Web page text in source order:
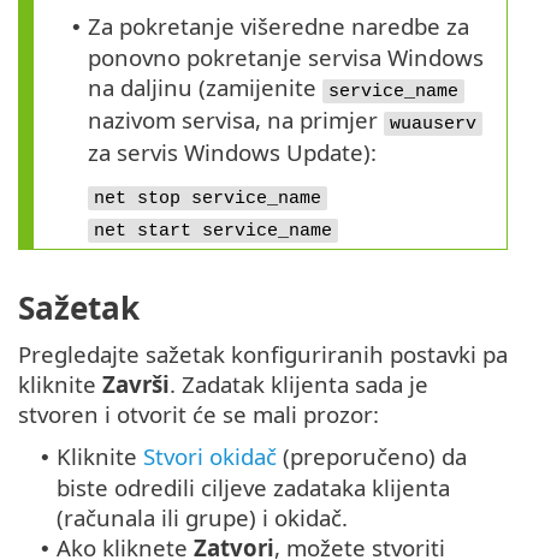
• Za pokretanje višeredne naredbe za
ponovno pokretanje servisa Windows
na daljinu (zamijenite
service_name
nazivom servisa, na primjer wuauserv
za servis Windows Update):
net stop service_name
net start service_name
Sažetak
Pregledajte sažetak konfiguriranih postavki pa
kliknite Završi. Zadatak klijenta sada je
stvoren i otvorit će se mali prozor:
• Kliknite Stvori okidač (preporučeno) da
biste odredili ciljeve zadataka klijenta
(računala ili grupe) i okidač.
• Ako kliknete Zatvori, možete stvoriti